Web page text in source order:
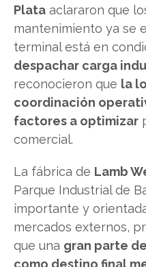
Plata aclararon que
mantenimiento ya se
terminal está en
despachar carga
reconocieron que la
coordinación
factores a optimizar
comercial.
La fábrica de Lamb
Parque Industrial de
importante y
mercados externos,
que una gran parte